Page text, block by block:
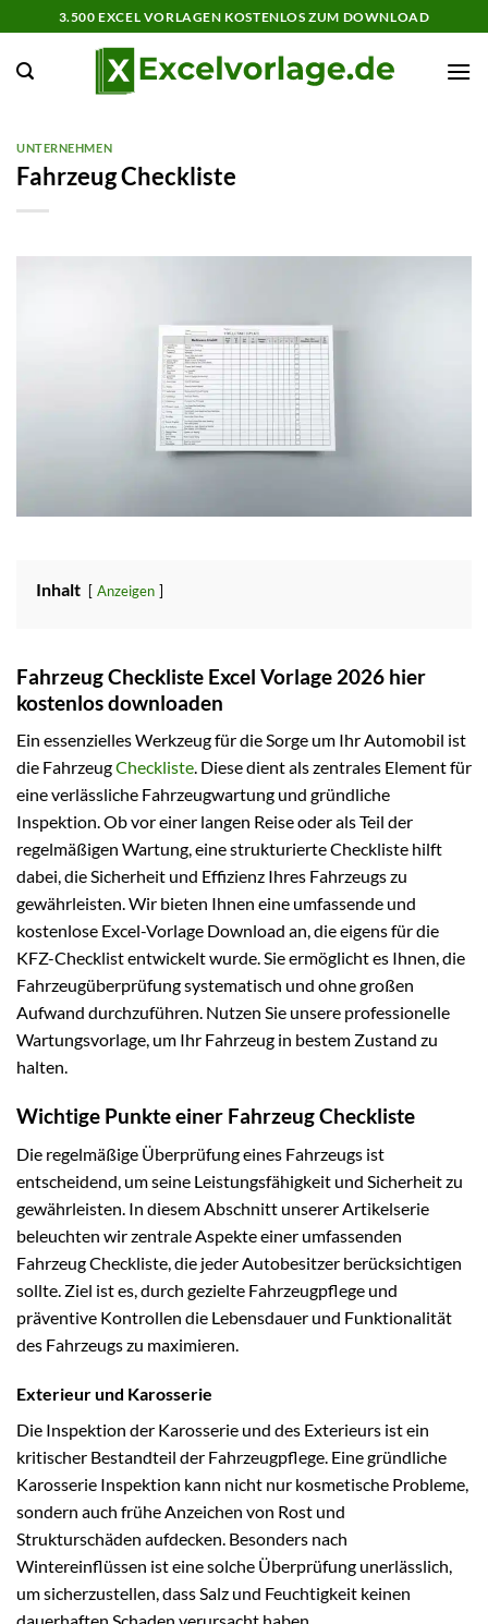
Inhalt
springen
3.500 EXCEL VORLAGEN KOSTENLOS ZUM DOWNLOAD
UNTERNEHMEN
Fahrzeug Checkliste
Inhalt Anzeigen
Fahrzeug Checkliste Excel Vorlage 2026 hier
kostenlos downloaden
Ein essenzielles Werkzeug für die Sorge um Ihr Automobil ist
die FahrzeugCheckliste. Diese dient als zentrales Element für
eine verlässliche Fahrzeugwartung und gründliche
Inspektion. Ob vor einer langen Reise oder als Teil der
regelmäßigen Wartung, eine strukturierte Checkliste hilft
dabei, die Sicherheit und Effizienz Ihres Fahrzeugs zu
gewährleisten. Wir bieten Ihnen eine umfassende und
kostenlose Excel-Vorlage Download an, die eigens für die
KFZ-Checklist entwickelt wurde. Sie ermöglicht es Ihnen, die
Fahrzeugüberprüfung systematisch und ohne großen
Aufwand durchzuführen. Nutzen Sie unsere professionelle
Wartungsvorlage, um Ihr Fahrzeug in bestem Zustand zu
halten.
Wichtige Punkte einer Fahrzeug Checkliste
Die regelmäßige Überprüfung eines Fahrzeugs ist
entscheidend, um seine Leistungsfähigkeit und Sicherheit zu
gewährleisten. In diesem Abschnitt unserer Artikelserie
beleuchten wir zentrale Aspekte einer umfassenden
Fahrzeug Checkliste, die jeder Autobesitzer berücksichtigen
sollte. Ziel ist es, durch gezielte Fahrzeugpflege und
präventive Kontrollen die Lebensdauer und Funktionalität
des Fahrzeugs zu maximieren.
Exterieur und Karosserie
Die Inspektion der Karosserie und des Exterieurs ist ein
kritischer Bestandteil der Fahrzeugpflege. Eine gründliche
Karosserie Inspektion kann nicht nur kosmetische Probleme,
sondern auch frühe Anzeichen von Rost und
Strukturschäden aufdecken. Besonders nach
Wintereinflüssen ist eine solche Überprüfung unerlässlich,
um sicherzustellen, dass Salz und Feuchtigkeit keinen